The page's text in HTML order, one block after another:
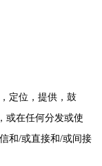
定位，提供，鼓
或在任何分发或使
和/或直接和/或间接